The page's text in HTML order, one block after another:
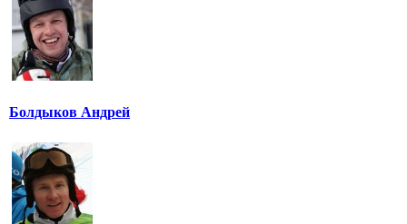
Болдыков Андрей